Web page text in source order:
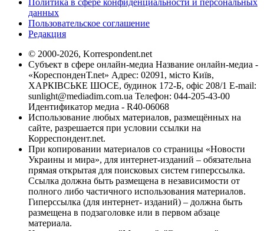
Политика в сфере конфиденциальности и персональных
данных
Пользовательское соглашение
Редакция
© 2000-2026, Korrespondent.net
Субъект в сфере онлайн-медиа Название онлайн-медиа -
«КореспонденТ.net» Адрес: 02091, місто Київ,
ХАРКІВСЬКЕ ШОСЕ, будинок 172-Б, офіс 208/1 E-mail:
sunlight@mediadim.com.ua Телефон: 044-205-43-00
Идентификатор медиа - R40-06068
Использование любых материалов, размещённых на
сайте, разрешается при условии ссылки на
Корреспондент.net.
При копировании материалов со страницы «Новости
Украины и мира», для интернет-изданий – обязательна
прямая открытая для поисковых систем гиперссылка.
Ссылка должна быть размещена в независимости от
полного либо частичного использования материалов.
Гиперссылка (для интернет- изданий) – должна быть
размещена в подзаголовке или в первом абзаце
материала.